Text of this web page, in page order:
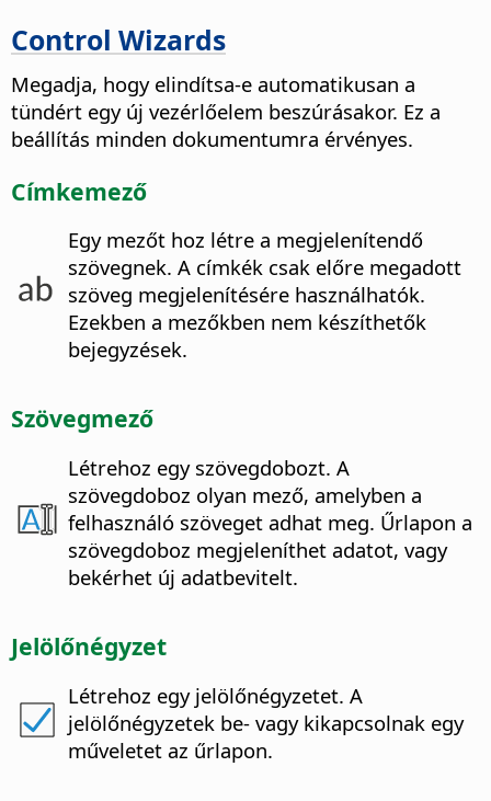
Control Wizards
Megadja, hogy elindítsa-e automatikusan a
tündért egy új vezérlőelem beszúrásakor. Ez a
beállítás minden dokumentumra érvényes.
Címkemező
Egy mezőt hoz létre a megjelenítendő
szövegnek. A címkék csak előre megadott
szöveg megjelenítésére használhatók.
Ezekben a mezőkben nem készíthetők
bejegyzések.
Szövegmező
Létrehoz egy szövegdobozt. A
szövegdoboz olyan mező, amelyben a
felhasználó szöveget adhat meg. Űrlapon a
szövegdoboz megjeleníthet adatot, vagy
bekérhet új adatbevitelt.
Jelölőnégyzet
Létrehoz egy jelölőnégyzetet. A
jelölőnégyzetek be- vagy kikapcsolnak egy
műveletet az űrlapon.